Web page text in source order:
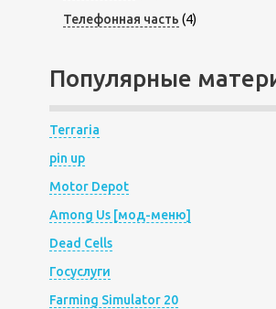
Телефонная часть (4)
Популярные
Terraria
pin up
Motor Depot
Among Us [мод-меню]
Dead Cells
Госуслуги
Farming Simulator 20